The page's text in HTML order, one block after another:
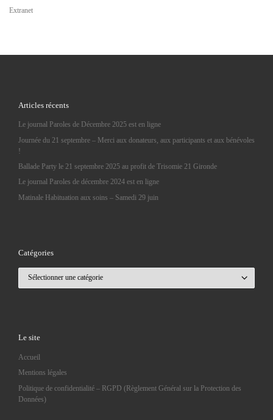
Extranet
Articles récents
Le journal Paroles de Décembre 2025 est en ligne
Journée du 21 septembre – Merci aux donateurs, aux participants et aux bénévoles
!
Ballade Party le 21 septembre 2025 au profit de Trisomie 21 Gironde
Le journal Paroles de décembre 2024 est en ligne
Matinale Habituation aux soins – Samedi 29 juin
Catégories
Le site
Accueil
Mentions légales
Politique de confidentialité – RGPD (Règlement Général sur la Protection des
Données)